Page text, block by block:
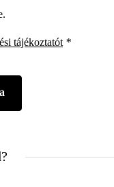
tájékoztatót *